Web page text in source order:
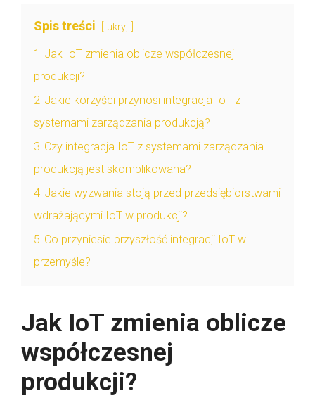
Spis treści ukryj
1 Jak IoT zmienia oblicze współczesnej
produkcji?
2 Jakie korzyści przynosi integracja IoT z
systemami zarządzania produkcją?
3 Czy integracja IoT z systemami zarządzania
produkcją jest skomplikowana?
4 Jakie wyzwania stoją przed przedsiębiorstwami
wdrażającymi IoT w produkcji?
5 Co przyniesie przyszłość integracji IoT w
przemyśle?
Jak IoT zmienia oblicze
współczesnej
produkcji?